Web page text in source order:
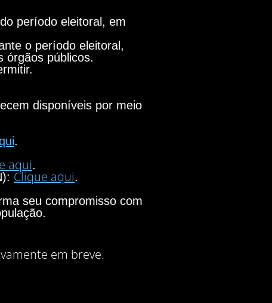
período eleitoral, em
o período eleitoral,
órgãos públicos.
disponíveis por meio
.
aqui.
Clique aqui.
seu compromisso com
em breve.